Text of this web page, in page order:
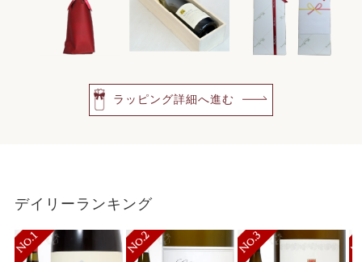
ラッピング詳細へ進む
デイリーランキング